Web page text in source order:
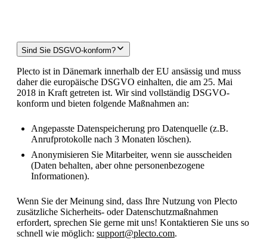
Sind Sie DSGVO-konform?
Plecto ist in Dänemark innerhalb der EU ansässig und muss
daher die europäische DSGVO einhalten, die am 25. Mai
2018 in Kraft getreten ist. Wir sind vollständig DSGVO-
konform und bieten folgende Maßnahmen an:
Angepasste Datenspeicherung pro Datenquelle (z.B.
Anrufprotokolle nach 3 Monaten löschen).
Anonymisieren Sie Mitarbeiter, wenn sie ausscheiden
(Daten behalten, aber ohne personenbezogene
Informationen).
Wenn Sie der Meinung sind, dass Ihre Nutzung von Plecto
zusätzliche Sicherheits- oder Datenschutzmaßnahmen
erfordert, sprechen Sie gerne mit uns! Kontaktieren Sie uns so
schnell wie möglich: support@plecto.com.